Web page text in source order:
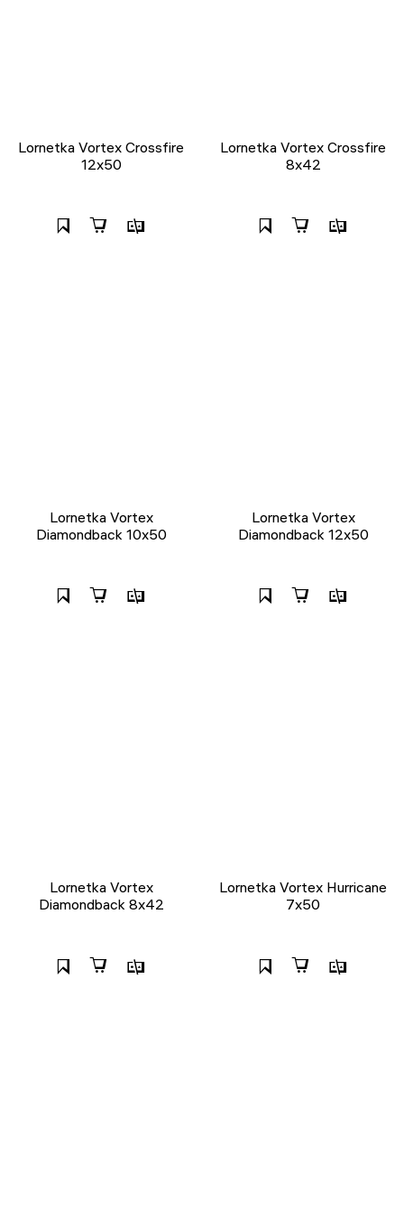
Lornetka Vortex Crossfire
12x50
Lornetka Vortex Crossfire
8x42
Lornetka Vortex
Diamondback 10x50
Lornetka Vortex
Diamondback 12x50
Lornetka Vortex
Diamondback 8x42
Lornetka Vortex Hurricane
7x50